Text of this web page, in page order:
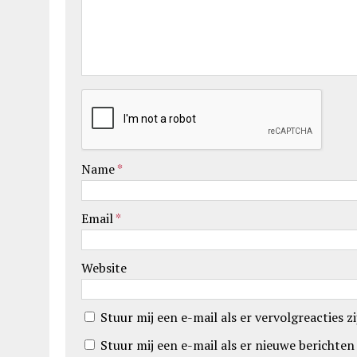
Name*
Email*
Website
Stuur mij een e-mail als er vervolgreacties
Stuur mij een e-mail als er nieuwe